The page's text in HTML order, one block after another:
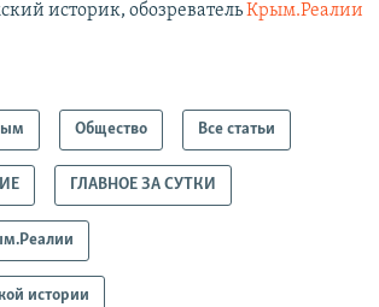
историк, обозревательКрым.Реалии
Общество Все статьи
ГЛАВНОЕ ЗА СУТКИ
истории